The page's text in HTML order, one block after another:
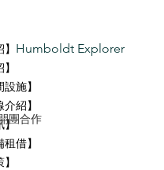
團合作
Humboldt Explorer
設施】
介紹】
】
租借】